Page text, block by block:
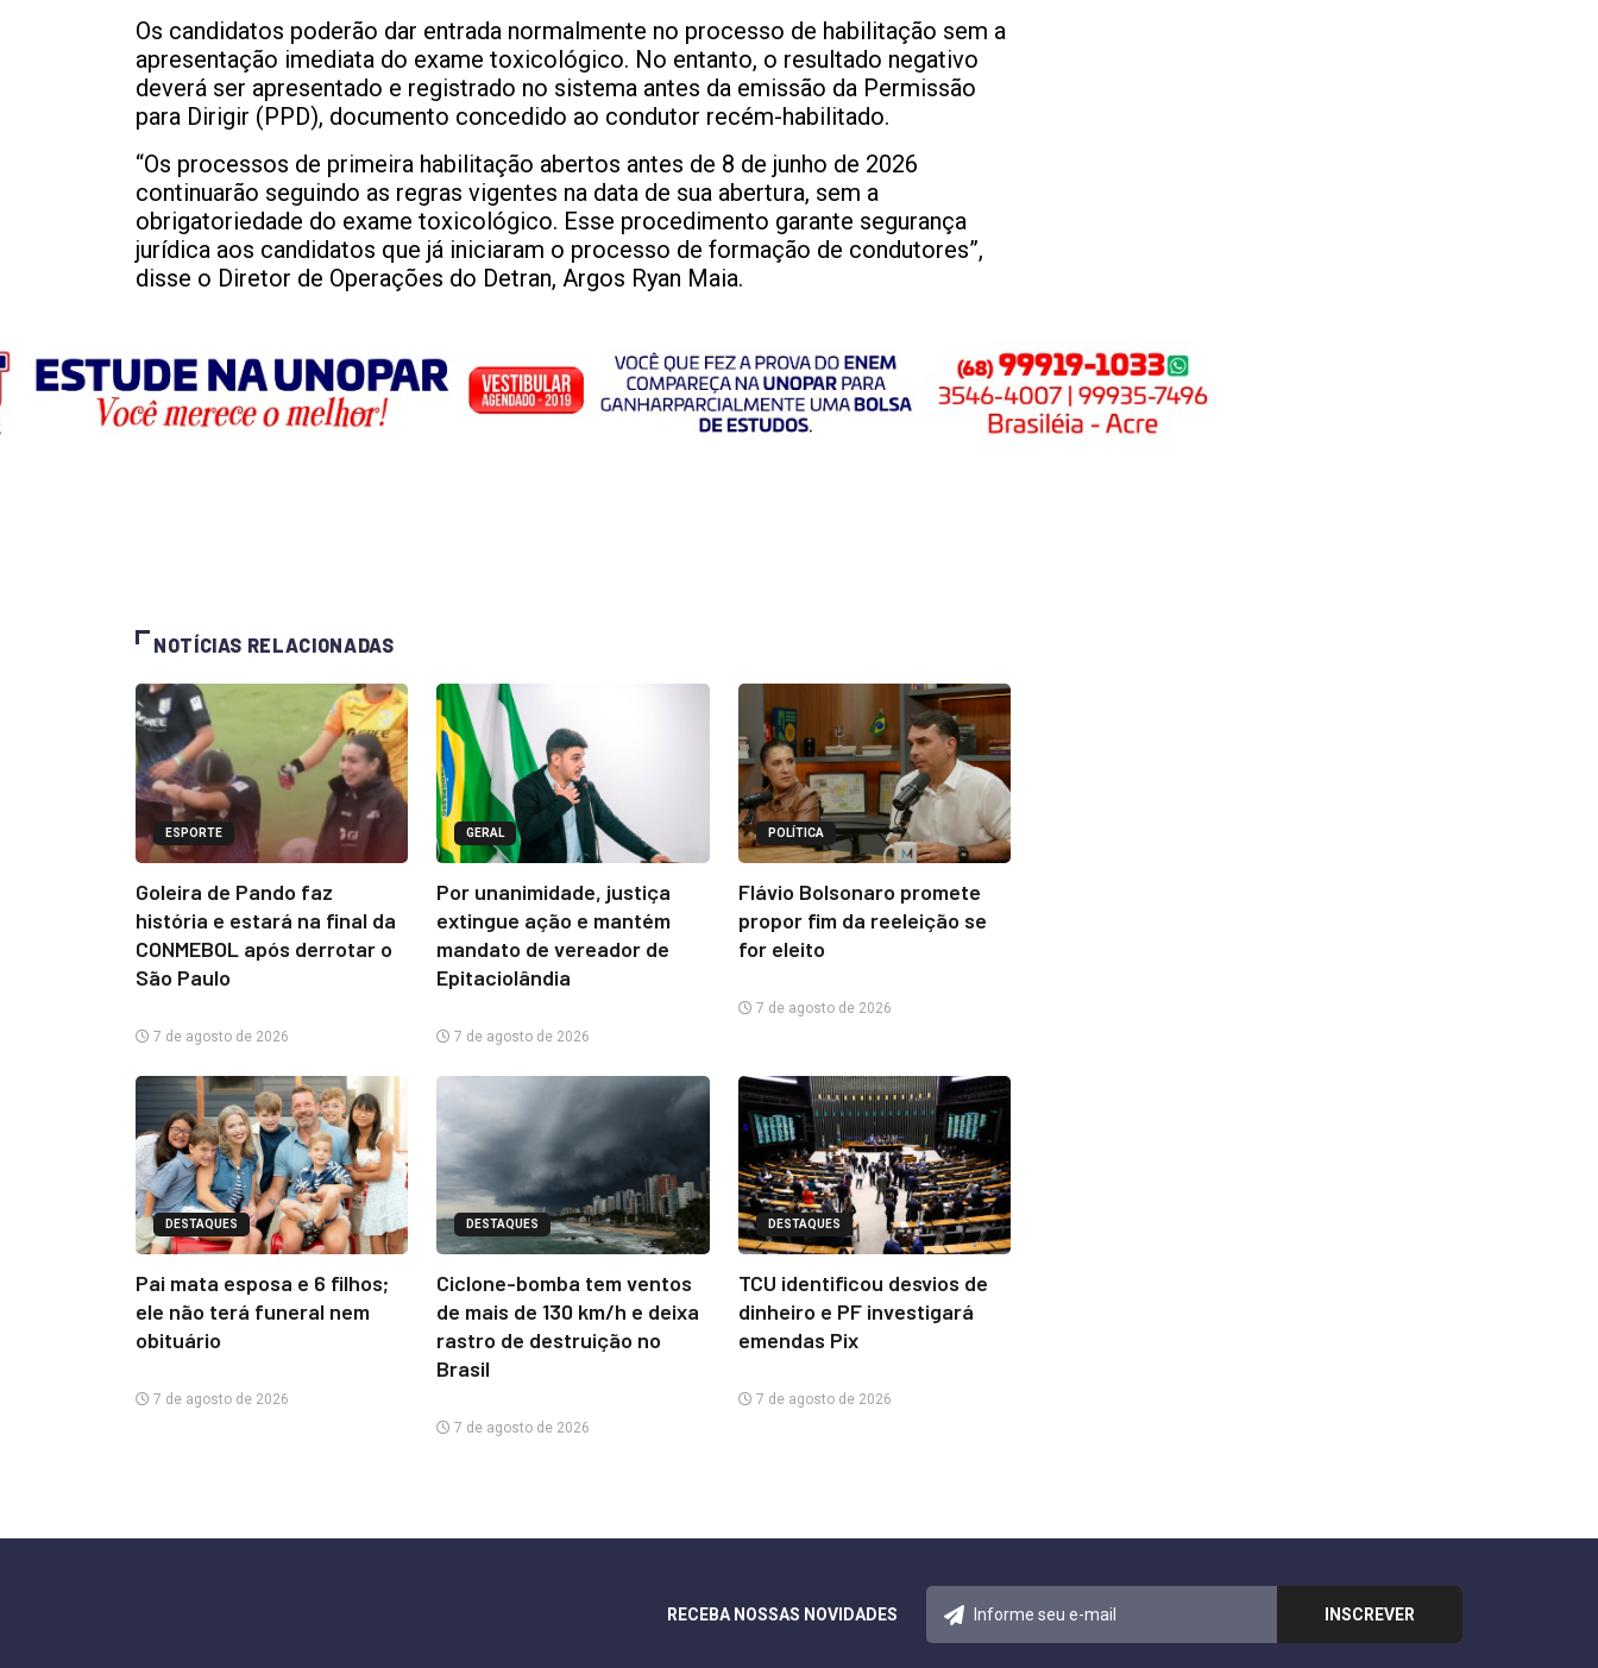
Os candidatos poderão dar entrada normalmente no processo de habilitação sem a
apresentação imediata do exame toxicológico. No entanto, o resultado negativo
deverá ser apresentado e registrado no sistema antes da emissão da Permissão
para Dirigir (PPD), documento concedido ao condutor recém-habilitado.
“Os processos de primeira habilitação abertos antes de 8 de junho de 2026
continuarão seguindo as regras vigentes na data de sua abertura, sem a
obrigatoriedade do exame toxicológico. Esse procedimento garante segurança
jurídica aos candidatos que já iniciaram o processo de formação de condutores”,
disse o Diretor de Operações do Detran, Argos Ryan Maia.
NOTÍCIAS RELACIONADAS
ESPORTE
Goleira de Pando faz
história e estará na final da
CONMEBOL após derrotar o
São Paulo
7 de agosto de 2026
GERAL
Por unanimidade, justiça
extingue ação e mantém
mandato de vereador de
Epitaciolândia
7 de agosto de 2026
POLÍTICA
Flávio Bolsonaro promete
propor fim da reeleição se
for eleito
7 de agosto de 2026
DESTAQUES
Pai mata esposa e 6 filhos;
ele não terá funeral nem
obituário
7 de agosto de 2026
DESTAQUES
Ciclone-bomba tem ventos
de mais de 130 km/h e deixa
rastro de destruição no
Brasil
7 de agosto de 2026
DESTAQUES
TCU identificou desvios de
dinheiro e PF investigará
emendas Pix
7 de agosto de 2026
RECEBA NOSSAS NOVIDADES